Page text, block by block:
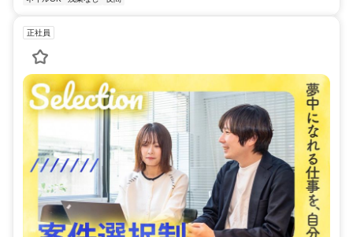
正社員